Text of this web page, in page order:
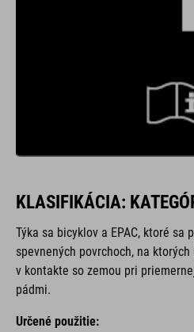
KLASIFIKÁCIA:
Týka sa bicyklov a EPAC, ktoré sa
spevnených povrchoch, na
v kontakte so zemou pri
pádmi.
Určené použitie: